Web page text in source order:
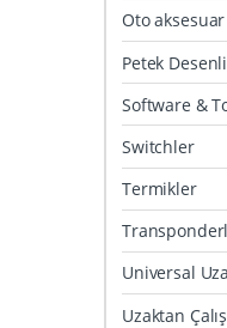
Oto aksesuar
Petek
Software &
Switchler
Termikler
Universal
Uzaktan